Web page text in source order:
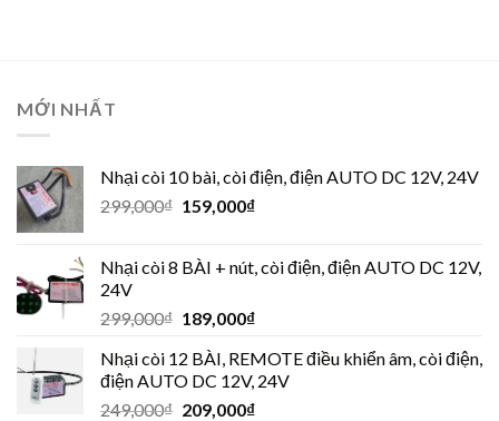
MỚI NHẤT
Nhại còi 10 bài, còi điện, điện AUTO DC 12V, 24V
299,000₫ 159,000₫
Nhại còi 8 BÀI + nút, còi điện, điện AUTO DC 12V,
24V
299,000₫ 189,000₫
Nhại còi 12 BÀI, REMOTE điều khiển âm, còi điện,
điện AUTO DC 12V, 24V
249,000₫ 209,000₫